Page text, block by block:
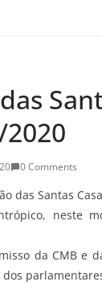
2020
0 Comments
das Santas
neste
da CMB e